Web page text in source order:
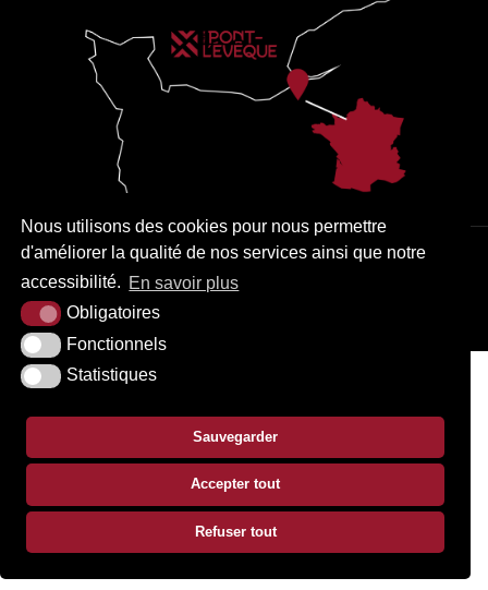
Nous utilisons des cookies pour nous permettre
d'améliorer la qualité de nos services ainsi que notre
accessibilité. En savoir plus
Obligatoires
Fonctionnels
Statistiques
Sauvegarder
Accepter tout
Refuser tout
PLAN DU SITE MENTIONS LÉGALES ACCESSIBILITÉ